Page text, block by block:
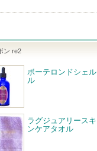
ン re2
ボーテロンドシェル
ル
ラグジュアリースキ
ンケアタオル